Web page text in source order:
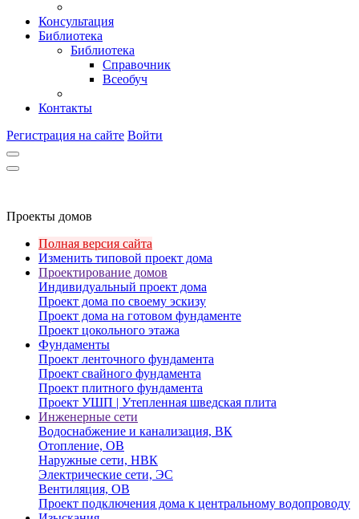
Консультация
Библиотека
Библиотека
Справочник
Всеобуч
Контакты
Регистрация на сайте Войти
Проекты домов
Полная версия сайта
Изменить типовой проект дома
Проектирование домов
Индивидуальный проект дома
Проект дома по своему эскизу
Проект дома на готовом фундаменте
Проект цокольного этажа
Фундаменты
Проект ленточного фундамента
Проект свайного фундамента
Проект плитного фундамента
Проект УШП | Утепленная шведская плита
Инженерные сети
Водоснабжение и канализация, ВК
Отопление, ОВ
Наружные сети, НВК
Электрические сети, ЭС
Вентиляция, ОВ
Проект подключения дома к центральному водопроводу